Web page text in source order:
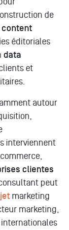
de
content
éditoriales
data
et
autour
interviennent
clientes
peut
marketing
marketing,